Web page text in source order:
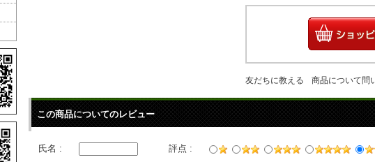
友だちに教える 商品について問
この商品についてのレビュー
氏名 :
評点 :